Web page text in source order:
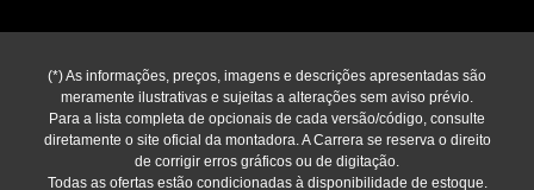
(*) As informações, preços, imagens e descrições apresentadas são
meramente ilustrativas e sujeitas a alterações sem aviso prévio.
Para a lista completa de opcionais de cada versão/código, consulte
diretamente o site oficial da montadora. A Carrera se reserva o direito
de corrigir erros gráficos ou de digitação.
Todas as ofertas estão condicionadas à disponibilidade de estoque.